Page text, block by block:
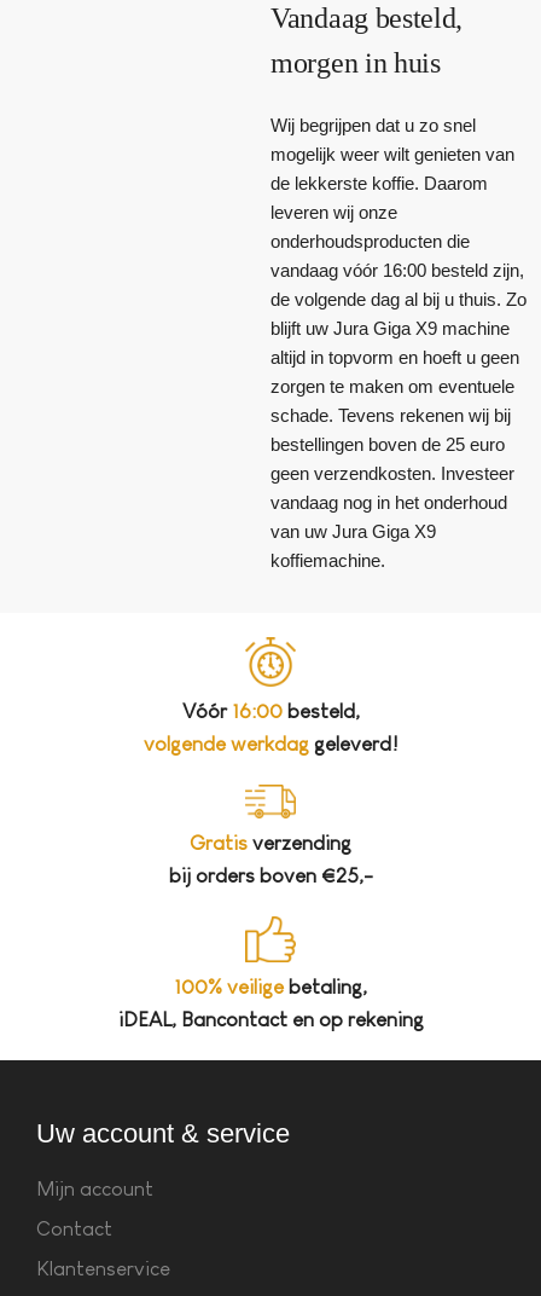
Vandaag besteld,
morgen in huis
Wij begrijpen dat u zo snel
mogelijk weer wilt genieten van
de lekkerste koffie. Daarom
leveren wij onze
onderhoudsproducten die
vandaag vóór 16:00 besteld zijn,
de volgende dag al bij u thuis. Zo
blijft uw Jura Giga X9 machine
altijd in topvorm en hoeft u geen
zorgen te maken om eventuele
schade. Tevens rekenen wij bij
bestellingen boven de 25 euro
geen verzendkosten. Investeer
vandaag nog in het onderhoud
van uw Jura Giga X9
koffiemachine.
Vóór 16:00besteld,
volgende werkdaggeleverd!
Gratis verzending
bij orders boven €25,-
100% veiligebetaling,
iDEAL, Bancontact en op rekening
Uw account & service
Mijn account
Contact
Klantenservice